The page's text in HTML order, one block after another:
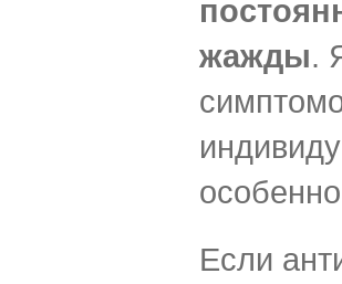
жажды.
Если